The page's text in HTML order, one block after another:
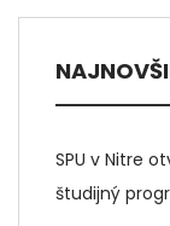
SPU v Nitre
študijný